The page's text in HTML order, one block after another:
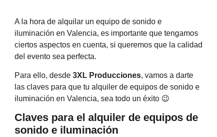
A la hora de alquilar un equipo de sonido e
iluminación en Valencia, es importante que tengamos
ciertos aspectos en cuenta, si queremos que la calidad
del evento sea perfecta.
Para ello, desde 3XL Producciones, vamos a darte
las claves para que tu alquiler de equipos de sonido e
iluminación en Valencia, sea todo un éxito 😉
Claves para el alquiler de equipos de
sonido e iluminación